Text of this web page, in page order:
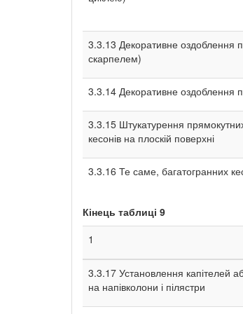
3.3.13 Декоративне оздоблення
скарпелем)
3.3.14 Декоративне оздоблення
3.3.15 Штукатурення прямокутних
кесонів на плоскій поверхні
3.3.16 Те саме, багатогранних
Кінець таблиці 9
1
3.3.17 Установлення капітелей
на напівколони і пілястри